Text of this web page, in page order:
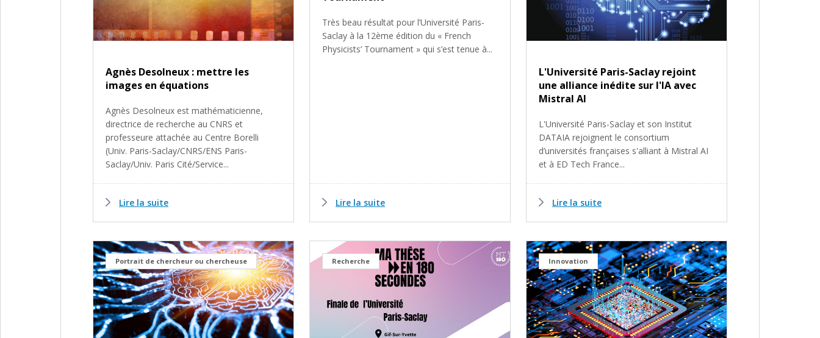
Agnès Desolneux : mettre les
images en équations
Agnès Desolneux est mathématicienne,
directrice de recherche au CNRS et
professeure attachée au Centre Borelli
(Univ. Paris-Saclay/CNRS/ENS Paris-
Saclay/Univ. Paris Cité/Service...
Lire la suite
Très beau résultat pour l’Université Paris-
Saclay à la 12ème édition du « French
Physicists’ Tournament » qui s’est tenue à...
Lire la suite
L'Université Paris-Saclay rejoint
une alliance inédite sur l'IA avec
Mistral AI
L'Université Paris-Saclay et son Institut
DATAIA rejoignent le consortium
d’universités françaises s'alliant à Mistral AI
et à ED Tech France...
Lire la suite
Portrait de chercheur ou chercheuse Recherche Innovation